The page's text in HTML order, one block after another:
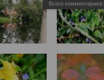
Всего комментариев: